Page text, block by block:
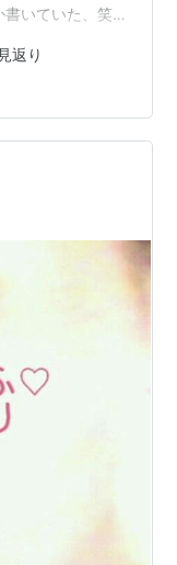
いていた、笑。
に。 私👩：いい
て、評価し
そんなにいいと
たいな状況あり
き合うとなると
見返り